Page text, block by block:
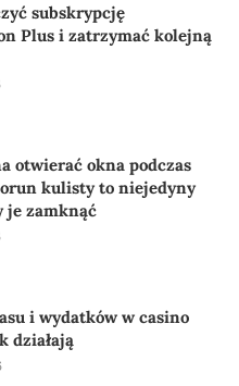
subskrypcję
Plus i zatrzymać kolejną
otwierać okna podczas
kulisty to niejedyny
je zamknąć
i wydatków w casino
działają